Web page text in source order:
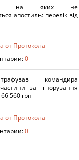
на яких не
апостиль: перелік від
от Протокола
0
командира
частини за ігнорування
560 грн
от Протокола
0